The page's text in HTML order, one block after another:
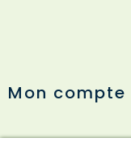
Mon compte